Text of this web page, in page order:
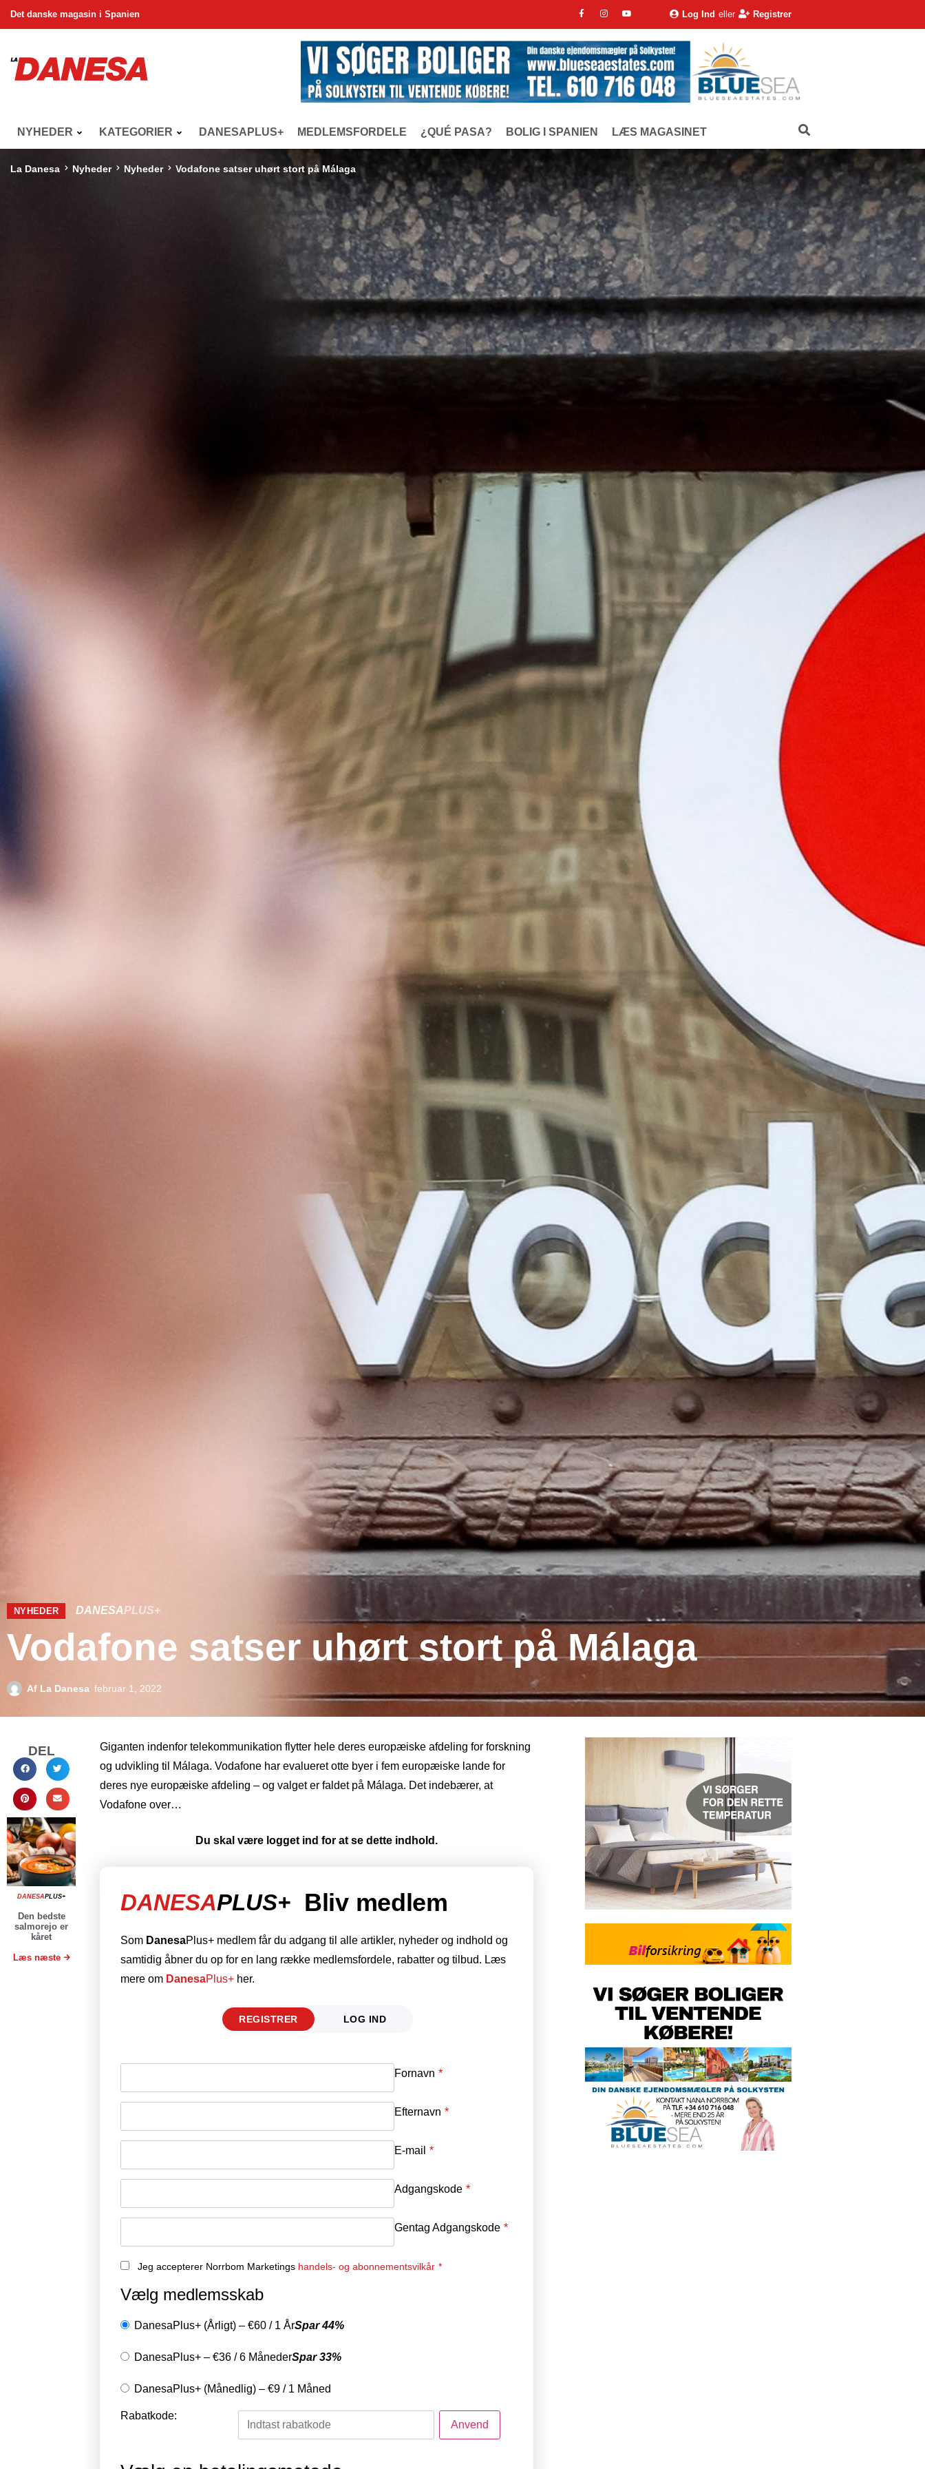
Det danske magasin i Spanien Log Ind eller Registrer
NYHEDER KATEGORIER DANESAPLUS+ MEDLEMSFORDELE ¿QUÉ PASA? BOLIG I SPANIEN LÆS MAGASINET
La Danesa Nyheder Nyheder Vodafone satser uhørt stort på Málaga
NYHEDER DANESAPLUS+
Vodafone satser uhørt stort på Málaga
Af La Danesa februar 1, 2022
DEL
DANESAPLUS+
Den bedste
salmorejo er
kåret
Læs næste
Giganten indenfor telekommunikation flytter hele deres europæiske afdeling for forskning
og udvikling til Málaga. Vodafone har evalueret otte byer i fem europæiske lande for
deres nye europæiske afdeling – og valget er faldet på Málaga. Det indebærer, at
Vodafone over…
Du skal være logget ind for at se dette indhold.
DANESAPLUS+ Bliv medlem
Som DanesaPlus+ medlem får du adgang til alle artikler, nyheder og indhold og
samtidig åbner du op for en lang række medlemsfordele, rabatter og tilbud. Læs
mere om DanesaPlus+ her.
REGISTRER LOG IND
Fornavn *
Efternavn *
E-mail *
Adgangskode *
Gentag Adgangskode *
Jeg accepterer Norrbom Marketings handels- og abonnementsvilkår *
Vælg medlemsskab
DanesaPlus+ (Årligt) – €60 / 1 ÅrSpar 44%
DanesaPlus+ – €36 /6 MånederSpar 33%
DanesaPlus+ (Månedlig) – €9 / 1 Måned
Rabatkode:
E-mail
Adgangskode